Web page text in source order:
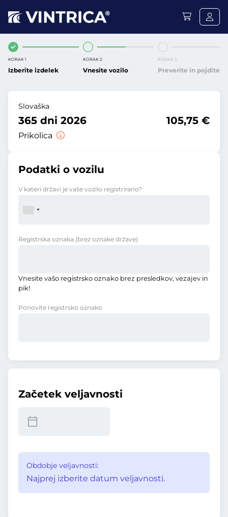
KORAK 1
Izberite izdelek
KORAK 2
Vnesite vozilo
KORAK 3
Preverite in pojdite
Slovaška
365 dni 2026
Prikolica
105,75 €
Podatki o vozilu
V kateri državi je vaše vozilo registrirano?
Registrska oznaka (brez oznake države)
Vnesite vašo registrsko oznako brez presledkov, vezajev in
pik!
Ponovite registrsko oznako
Začetek veljavnosti
Obdobje veljavnosti:
Najprej izberite datum veljavnosti.